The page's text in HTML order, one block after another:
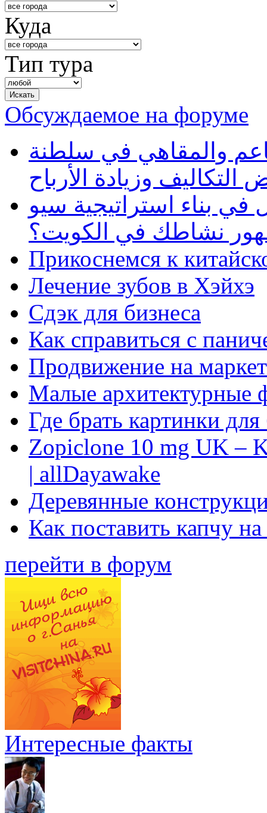
Куда
Тип тура
Обсуждаемое на форуме
والمقاهي في سلطنة
وزيادة الأرباح
بناء استراتيجية سيو
نشاطك في الكويت؟
Прикоснемся к
Лечение зубов в Хэйхэ
Сдэк для бизнеса
Как справиться с
Продвижение на
Малые архитектурные
Где брать картинки
Zopiclone 10 mg UK –
| allDayawake
Деревянные
Как поставить капчу
перейти в форум
Интересные факты